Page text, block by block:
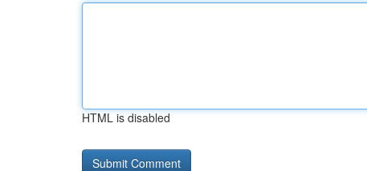
HTML is disabled